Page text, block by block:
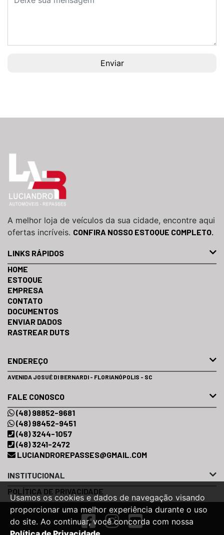
Usamos os cookies e dados de navegação visando
proporcionar uma melhor experiência durante o uso
do site. Ao continuar, você concorda com nossa
A melhor loja de veículos da sua cidade, encontre aqui
ofertas incríveis. CONFIRA NOSSO ESTOQUE COMPLETO.
LINKS RÁPIDOS
HOME
ESTOQUE
EMPRESA
CONTATO
DOCUMENTOS
ENVIAR DADOS
RASTREAR DUTS
ENDEREÇO
AVENIDA JOSUÉ DI BERNARDI - FLORIANÓPOLIS - SC
FALE CONOSCO
(48) 98852-9681
(48) 98452-9451
(48) 3244-1057
(48) 3241-2472
LUCIANDROREPASSES@GMAIL.COM
INSTITUCIONAL
POLÍTICA DE PRIVACIDADE